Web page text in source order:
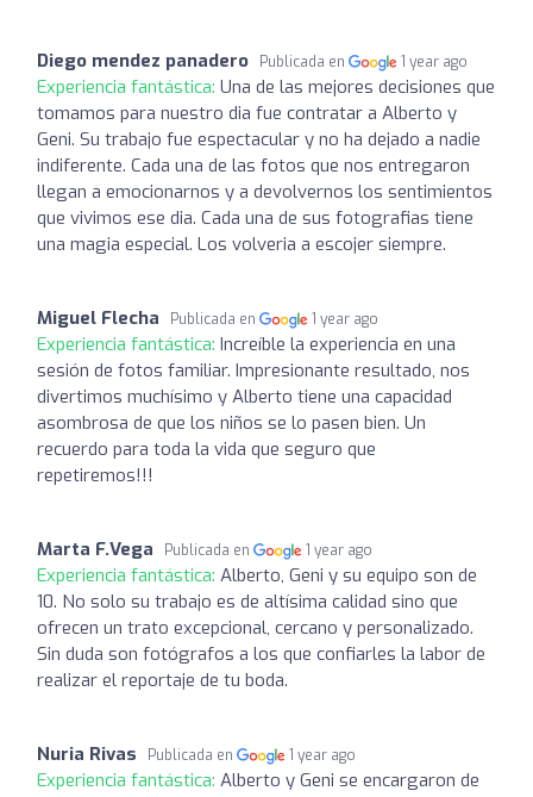
Diego mendez panadero Publicada en 1 year ago
Experiencia fantástica: Una de las mejores decisiones que
tomamos para nuestro dia fue contratar a Alberto y
Geni. Su trabajo fue espectacular y no ha dejado a nadie
indiferente. Cada una de las fotos que nos entregaron
llegan a emocionarnos y a devolvernos los sentimientos
que vivimos ese dia. Cada una de sus fotografias tiene
una magia especial. Los volveria a escojer siempre.
Miguel Flecha Publicada en 1 year ago
Experiencia fantástica: Increíble la experiencia en una
sesión de fotos familiar. Impresionante resultado, nos
divertimos muchísimo y Alberto tiene una capacidad
asombrosa de que los niños se lo pasen bien. Un
recuerdo para toda la vida que seguro que
repetiremos!!!
Marta F.Vega Publicada en 1 year ago
Experiencia fantástica: Alberto, Geni y su equipo son de
10. No solo su trabajo es de altísima calidad sino que
ofrecen un trato excepcional, cercano y personalizado.
Sin duda son fotógrafos a los que confiarles la labor de
realizar el reportaje de tu boda.
Nuria Rivas Publicada en 1 year ago
Experiencia fantástica: Alberto y Geni se encargaron de